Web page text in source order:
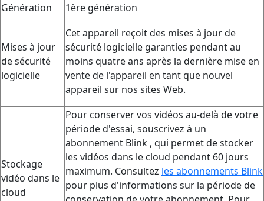
Génération
1ère génération
Mises à jour
de sécurité
logicielle
Cet appareil reçoit des mises à jour de
sécurité logicielle garanties pendant au
moins quatre ans après la dernière mise en
vente de l'appareil en tant que nouvel
appareil sur nos sites Web.
Stockage
vidéo dans le
cloud
Pour conserver vos vidéos au-delà de votre
période d'essai, souscrivez à un
abonnement Blink , qui permet de stocker
les vidéos dans le cloud pendant 60 jours
maximum. Consultez les abonnements Blink
pour plus d'informations sur la période de